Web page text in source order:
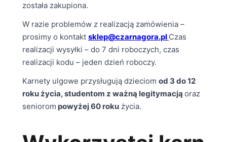
została zakupiona.
W razie problemów z realizacją zamówienia –
prosimy o kontakt sklep@czarnagora.pl Czas
realizacji wysyłki – do 7 dni roboczych, czas
realizacji kodu – jeden dzień roboczy.
Karnety ulgowe przysługują dzieciom od 3 do 12
roku życia, studentom z ważną legitymacją oraz
seniorom powyżej 60 roku życia.